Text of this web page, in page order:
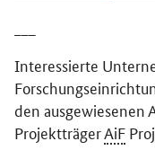
Interessierte
den ausgewiesenen
ProjektträgerAiF